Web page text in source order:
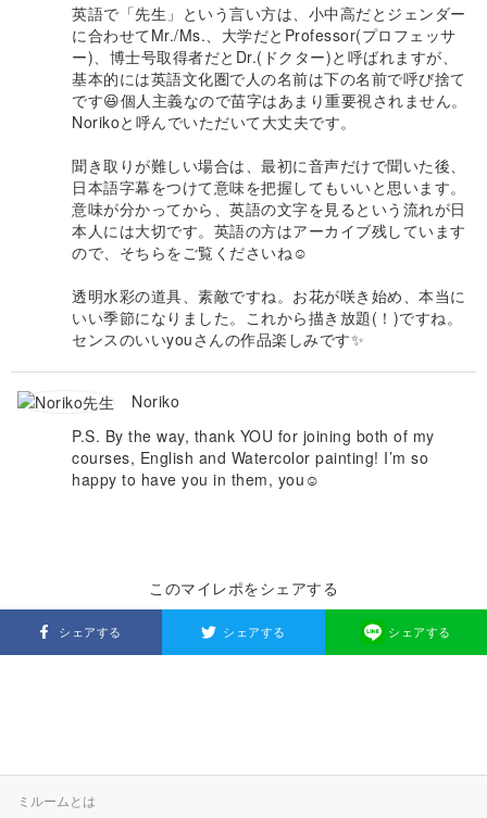
英語で「先生」という言い方は、小中高だとジェンダー
に合わせてMr./Ms.、大学だとProfessor(プロフェッサ
ー)、博士号取得者だとDr.(ドクター)と呼ばれますが、
基本的には英語文化圏で人の名前は下の名前で呼び捨て
です😆個人主義なので苗字はあまり重要視されません。
Norikoと呼んでいただいて大丈夫です。
聞き取りが難しい場合は、最初に音声だけで聞いた後、
日本語字幕をつけて意味を把握してもいいと思います。
意味が分かってから、英語の文字を見るという流れが日
本人には大切です。英語の方はアーカイブ残しています
ので、そちらをご覧くださいね☺️
透明水彩の道具、素敵ですね。お花が咲き始め、本当に
いい季節になりました。これから描き放題(！)ですね。
センスのいいyouさんの作品楽しみです✨
Noriko
P.S. By the way, thank YOU for joining both of my
courses, English and Watercolor painting! I’m so
happy to have you in them, you☺️
このマイレポをシェアする
シェアする シェアする シェアする
ミルームとは